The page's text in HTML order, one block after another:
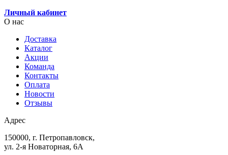
Личный кабинет
О нас
Доставка
Каталог
Акции
Команда
Контакты
Оплата
Новости
Отзывы
Адрес
150000, г. Петропавловск,
ул. 2-я Новаторная, 6А